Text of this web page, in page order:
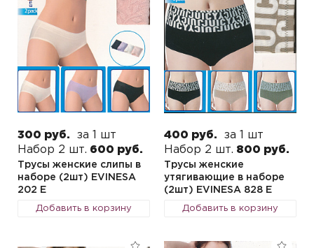
300 руб.
за 1 шт
Набор 2 шт. 600 руб.
Трусы женские слипы в
наборе (2шт) EVINESA
202 E
Добавить в корзину
400 руб.
за 1 шт
Набор 2 шт. 800 руб.
Трусы женские
утягивающие в наборе
(2шт) EVINESA 828 E
Добавить в корзину